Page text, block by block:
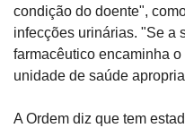
condição do doente",
infecções urinárias. "Se a
farmacêutico encaminha
unidade de saúde
A Ordem diz que tem